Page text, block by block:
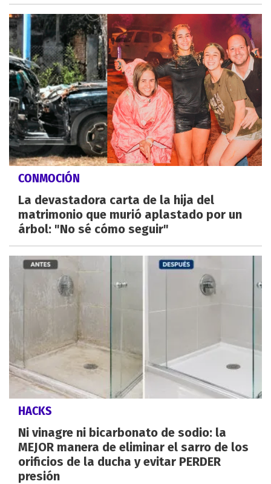
CONMOCIÓN
La devastadora carta de la hija del
matrimonio que murió aplastado por un
árbol: "No sé cómo seguir"
HACKS
Ni vinagre ni bicarbonato de sodio: la
MEJOR manera de eliminar el sarro de los
orificios de la ducha y evitar PERDER
presión